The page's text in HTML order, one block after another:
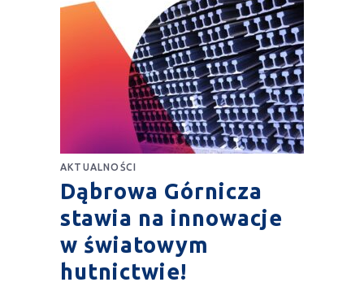
AKTUALNOŚCI
Dąbrowa Górnicza
stawia na innowacje
w światowym
hutnictwie!